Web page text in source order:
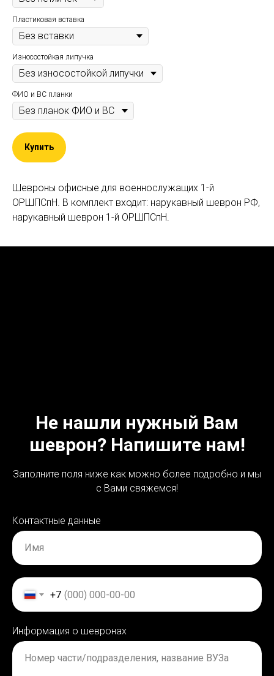
Пластиковая вставка
Износостойкая липучка
ФИО и ВС планки
Купить
Шевроны офисные для военнослужащих 1-й
ОРШПСпН. В комплект входит: нарукавный шеврон РФ,
нарукавный шеврон 1-й ОРШПСпН.
Не нашли нужный Вам
шеврон? Напишите нам!
Заполните поля ниже как можно более подробно и мы
с Вами свяжемся!
Контактные данные
Имя
+7
Информация о шевронах
Номер части/подразделения, название ВУЗа